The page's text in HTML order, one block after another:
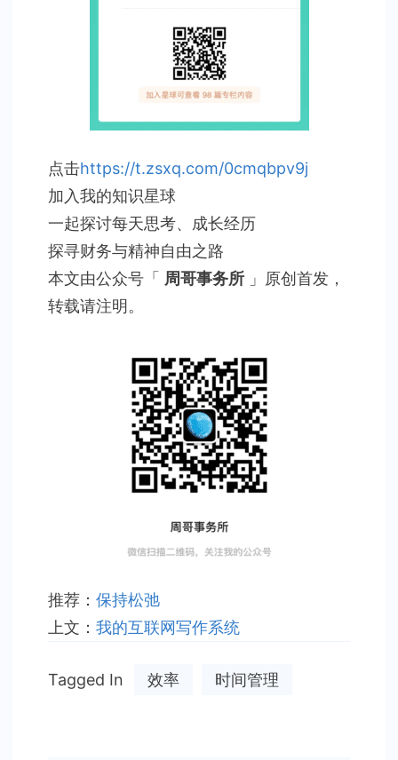
点击https://t.zsxq.com/0cmqbpv9j
加入我的知识星球
一起探讨每天思考、成长经历
探寻财务与精神自由之路
本文由公众号「 周哥事务所 」原创首发，
转载请注明。
推荐： 保持松弛
上文： 我的互联网写作系统
Tagged In 效率 时间管理